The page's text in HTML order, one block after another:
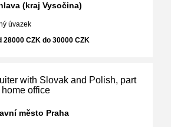
(kraj Vysočina)
úvazek
28000 CZK do 30000 CZK
with Slovak and Polish, part
home office
město Praha